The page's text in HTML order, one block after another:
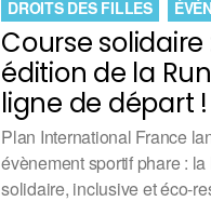
Course
édition de la
ligne de départ !
DROITS DES FILLES
Plan International France
évènement sportif phare :
solidaire, inclusive et éco-